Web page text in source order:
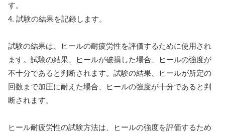
す。
4. 試験の結果を記録します。
試験の結果は、ヒールの耐疲労性を評価するために使用され
ます。試験の結果、ヒールが破損した場合、ヒールの強度が
不十分であると判断されます。試験の結果、ヒールが所定の
回数まで加圧に耐えた場合、ヒールの強度が十分であると判
断されます。
ヒール耐疲労性の試験方法は、ヒールの強度を評価するため